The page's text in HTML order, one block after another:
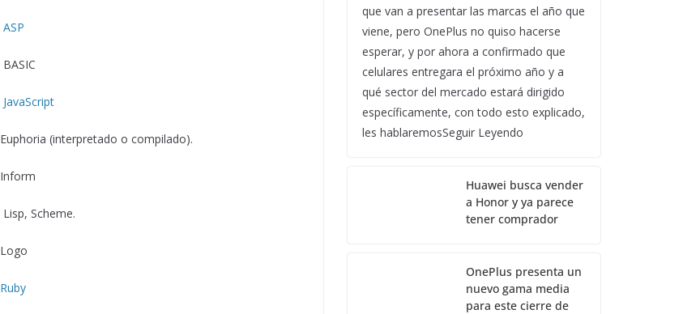
ASP
BASIC
JavaScript
Euphoria (interpretado o compilado).
Inform
Lisp, Scheme.
Logo
Ruby
que van a presentar las marcas el año que
viene, pero OnePlus no quiso hacerse
esperar, y por ahora a confirmado que
celulares entregara el próximo año y a
qué sector del mercado estará dirigido
específicamente, con todo esto explicado,
les hablaremosSeguir Leyendo
Huawei busca vender
a Honor y ya parece
tener comprador
OnePlus presenta un
nuevo gama media
para este cierre de